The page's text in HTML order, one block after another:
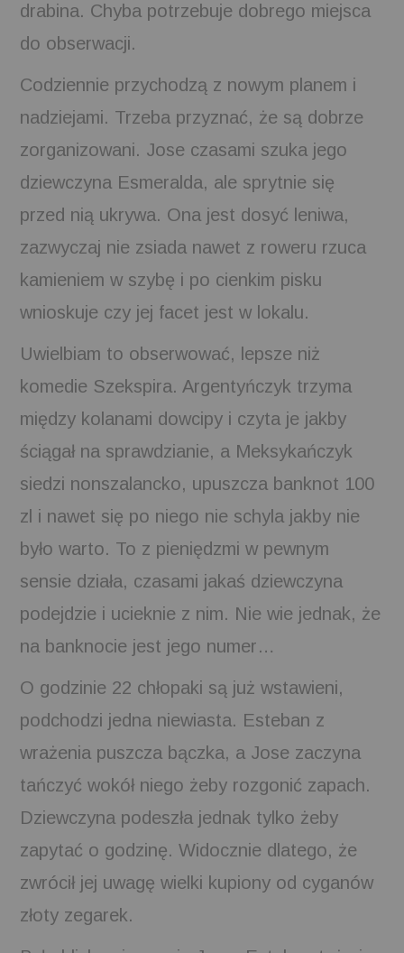
drabina. Chyba potrzebuje dobrego miejsca
do obserwacji.
Codziennie przychodzą z nowym planem i
nadziejami. Trzeba przyznać, że są dobrze
zorganizowani. Jose czasami szuka jego
dziewczyna Esmeralda, ale sprytnie się
przed nią ukrywa. Ona jest dosyć leniwa,
zazwyczaj nie zsiada nawet z roweru rzuca
kamieniem w szybę i po cienkim pisku
wnioskuje czy jej facet jest w lokalu.
Uwielbiam to obserwować, lepsze niż
komedie Szekspira. Argentyńczyk trzyma
między kolanami dowcipy i czyta je jakby
ściągał na sprawdzianie, a Meksykańczyk
siedzi nonszalancko, upuszcza banknot 100
zl i nawet się po niego nie schyla jakby nie
było warto. To z pieniędzmi w pewnym
sensie działa, czasami jakaś dziewczyna
podejdzie i ucieknie z nim. Nie wie jednak, że
na banknocie jest jego numer…
O godzinie 22 chłopaki są już wstawieni,
podchodzi jedna niewiasta. Esteban z
wrażenia puszcza bączka, a Jose zaczyna
tańczyć wokół niego żeby rozgonić zapach.
Dziewczyna podeszła jednak tylko żeby
zapytać o godzinę. Widocznie dlatego, że
zwrócił jej uwagę wielki kupiony od cyganów
złoty zegarek.